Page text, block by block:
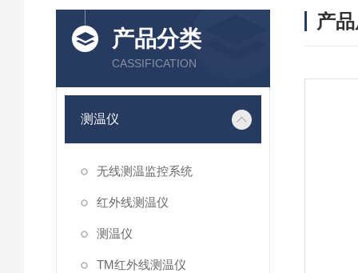
产品分类
CASSIFICATION
测温仪
无线测温监控系统
红外线测温仪
测温仪
TM红外线测温仪
产